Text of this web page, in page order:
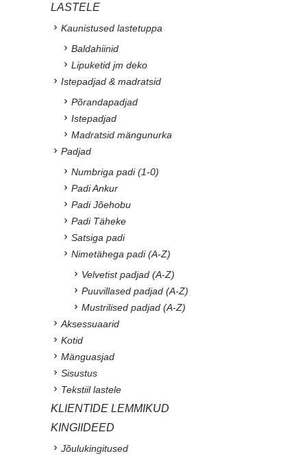
LASTELE
Kaunistused lastetuppa
Baldahiinid
Lipuketid jm deko
Istepadjad & madratsid
Põrandapadjad
Istepadjad
Madratsid mängunurka
Padjad
Numbriga padi (1-0)
Padi Ankur
Padi Jõehobu
Padi Täheke
Satsiga padi
Nimetähega padi (A-Z)
Velvetist padjad (A-Z)
Puuvillased padjad (A-Z)
Mustrilised padjad (A-Z)
Aksessuaarid
Kotid
Mänguasjad
Sisustus
Tekstiil lastele
KLIENTIDE LEMMIKUD
KINGIIDEED
Jõulukingitused